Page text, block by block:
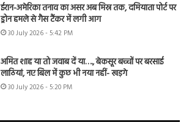
ईरान-अमेरिका तनाव का असर अब मिस्र तक, दमियाता पोर्ट पर
ड्रोन हमले से गैस टैंकर में लगी आग
30 July 2026 - 5:42 PM
अमित शाह या तो जवाब दें या…., बेकसूर बच्चों पर बरसाई
लाठियां, नए बिल में कुछ भी नया नहीं- खड़गे
30 July 2026 - 5:20 PM